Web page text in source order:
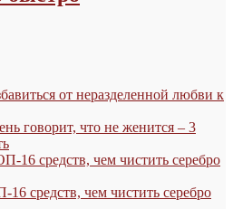
от неразделенной любви к
говорит, что не женится – 3
16 средств, чем чистить серебро
средств, чем чистить серебро